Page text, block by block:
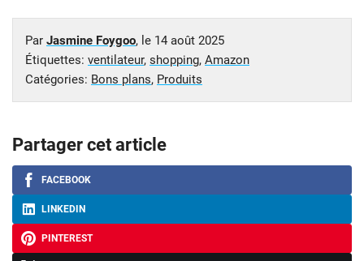
Par Jasmine Foygoo, le 14 août 2025
Étiquettes: ventilateur, shopping, Amazon
Catégories: Bons plans, Produits
Partager cet article
FACEBOOK
LINKEDIN
PINTEREST